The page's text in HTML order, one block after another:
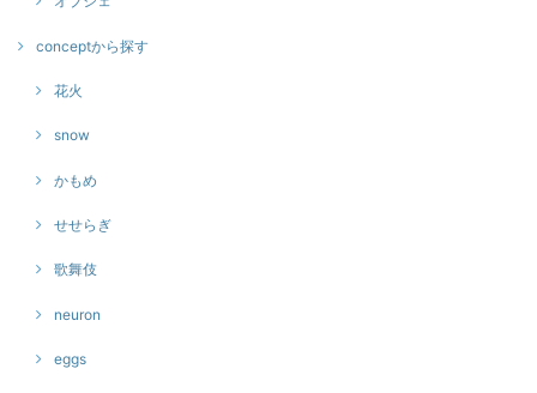
conceptから探す
花火
snow
かもめ
せせらぎ
歌舞伎
neuron
eggs